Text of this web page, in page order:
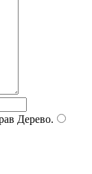
Дерево.